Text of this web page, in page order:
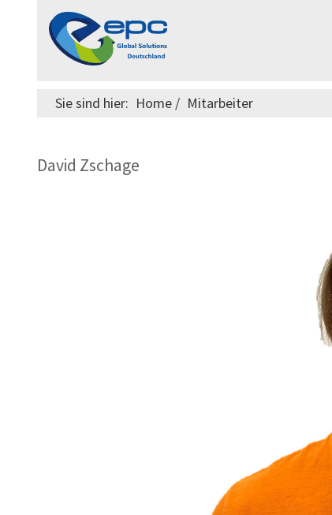
Sie sind hier: Home / Mitarbeiter
David Zschage